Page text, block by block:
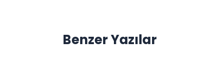
Benzer Yazılar